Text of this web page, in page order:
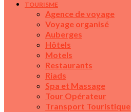
TOURISME
Agence de voyage
Voyage organisé
Auberges
Hôtels
Motels
Restaurants
Riads
Spa et Massage
Tour Opérateur
Transport Touristique